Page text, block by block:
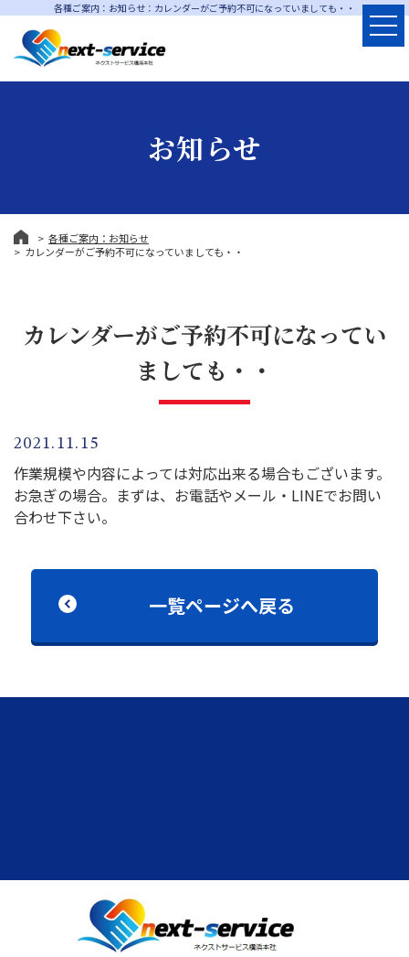
各種ご案内：お知らせ：カレンダーがご予約不可になっていましても・・
お知らせ
各種ご案内：お知らせ
カレンダーがご予約不可になっていましても・・
カレンダーがご予約不可になってい
ましても・・
2021.11.15
作業規模や内容によっては対応出来る場合もございます。
お急ぎの場合。まずは、お電話やメール・LINEでお問い
合わせ下さい。
一覧ページへ戻る